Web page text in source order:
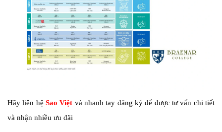
Hãy liên hệ Sao Việt và nhanh tay đăng ký để được tư vấn chi tiết
và nhận nhiều ưu đãi